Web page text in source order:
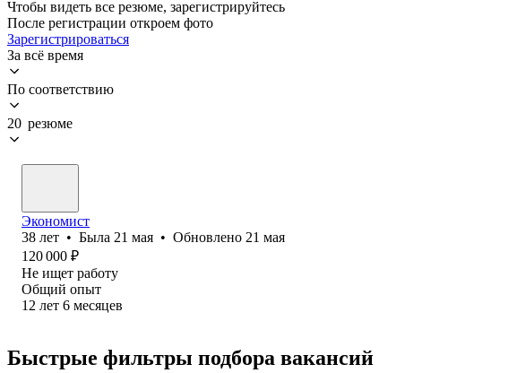
Чтобы видеть все резюме, зарегистрируйтесь
После регистрации откроем фото
Зарегистрироваться
За всё время
По соответствию
20 резюме
Экономист
38 лет • Была 21 мая • Обновлено 21 мая
120 000 ₽
Не ищет работу
Общий опыт
12 лет 6 месяцев
Быстрые фильтры подбора вакансий